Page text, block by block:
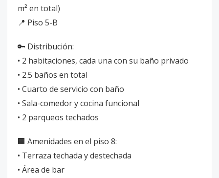
m² en total)
📍 Piso 5-B
🔑 Distribución:
• 2 habitaciones, cada una con su baño privado
• 2.5 baños en total
• Cuarto de servicio con baño
• Sala-comedor y cocina funcional
• 2 parqueos techados
🏢 Amenidades en el piso 8:
• Terraza techada y destechada
• Área de bar